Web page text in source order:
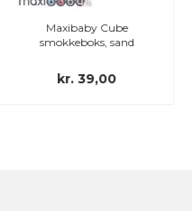
Maxibaby Cube
smokkeboks, sand
kr. 39,00